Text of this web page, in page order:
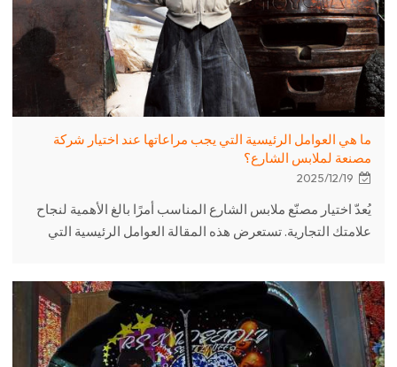
ما هي العوامل الرئيسية التي يجب مراعاتها عند اختيار شركة
مصنعة لملابس الشارع؟
2025/12/19
يُعدّ اختيار مصنّع ملابس الشارع المناسب أمرًا بالغ الأهمية لنجاح
علامتك التجارية. تستعرض هذه المقالة العوامل الرئيسية التي
متمرسًا للملابس المخصصة، فإننا ندرك تمامًا كيفية مساعدة
العلامات التجارية على تحقيق أهدافها الإنتاجية مع تقديم منتجات
ملابس شارع عالية الجودة.